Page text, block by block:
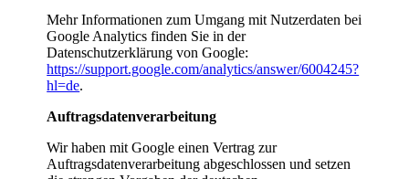
Mehr Informationen zum Umgang mit Nutzerdaten bei
Google Analytics finden Sie in der
Datenschutzerklärung von Google:
https://support.google.com/analytics/answer/6004245?
hl=de.
Auftragsdatenverarbeitung
Wir haben mit Google einen Vertrag zur
Auftragsdatenverarbeitung abgeschlossen und setzen